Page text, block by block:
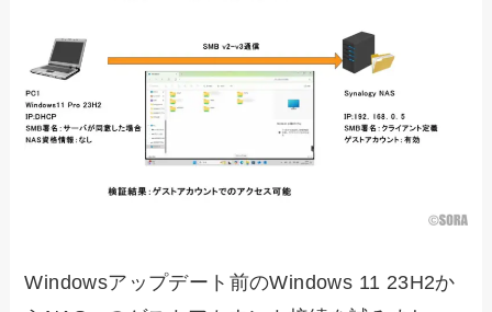
Windowsアップデート前のWindows 11 23H2か